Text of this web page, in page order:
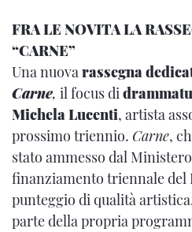
FRA LE NOVITA LA
“CARNE”
Una nuovarassegna
Carne, il focus di
Michela Lucenti, artista
prossimo triennio. Carne,
stato ammesso dal
finanziamento triennale del
punteggio di qualità
parte della propria